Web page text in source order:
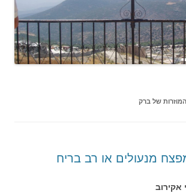
של ברק
מנעולים או רב בריח
אקירוב